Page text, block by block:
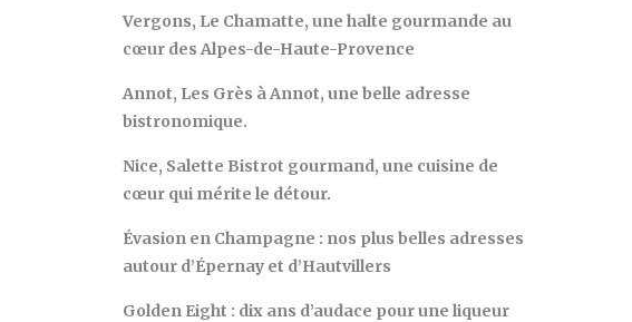
Vergons, Le Chamatte, une halte gourmande au
cœur des Alpes-de-Haute-Provence
Annot, Les Grès à Annot, une belle adresse
bistronomique.
Nice, Salette Bistrot gourmand, une cuisine de
cœur qui mérite le détour.
Évasion en Champagne : nos plus belles adresses
autour d’Épernay et d’Hautvillers
Golden Eight : dix ans d’audace pour une liqueur